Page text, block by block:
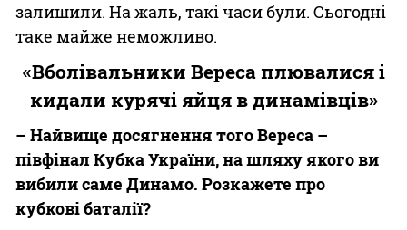
залишили. На жаль, такі часи були. Сьогодні
таке майже неможливо.
«Вболівальники Вереса плювалися і
кидали курячі яйця в динамівців»
– Найвище досягнення того Вереса –
півфінал Кубка України, на шляху якого ви
вибили саме Динамо. Розкажете про
кубкові баталії?